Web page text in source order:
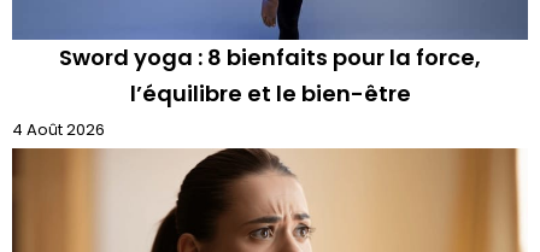
Sword yoga : 8 bienfaits pour la force,
l’équilibre et le bien-être
4 Août 2026